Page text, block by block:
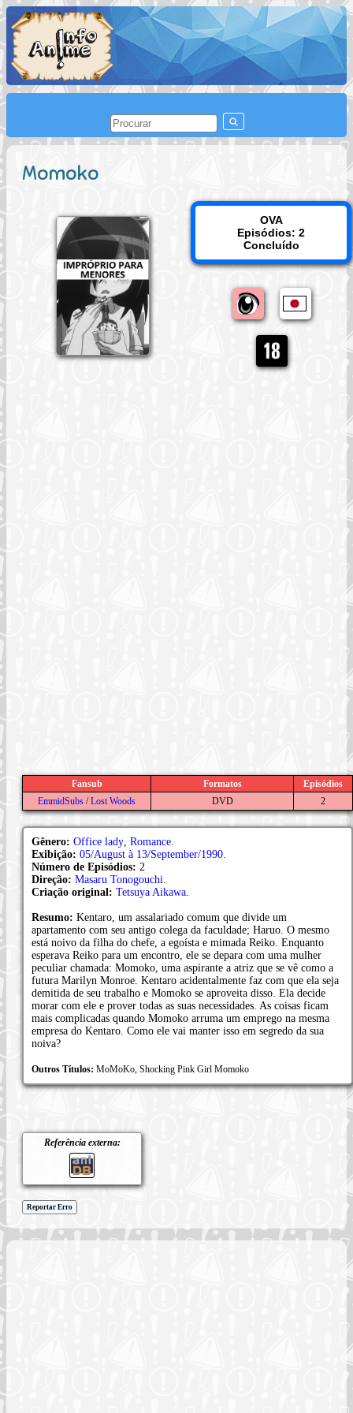
Momoko
OVA
Episódios: 2
Concluído
Fansub Formatos
Episódios
EmmidSubs /Lost Woods DVD 2
Gênero: Office lady Romance
Exibição: 05/August à 13/September/1990
Número de Episódios: 2
Direção: Masaru Tonogouchi
Criação original: Tetsuya Aikawa
Resumo: Kentaro, um assalariado comum que divide um
apartamento com seu antigo colega da faculdade; Haruo. O mesmo
está noivo da filha do chefe, a egoísta e mimada Reiko. Enquanto
esperava Reiko para um encontro, ele se depara com uma mulher
peculiar chamada: Momoko, uma aspirante a atriz que se vê como a
futura Marilyn Monroe. Kentaro acidentalmente faz com que ela seja
demitida de seu trabalho e Momoko se aproveita disso. Ela decide
morar com ele e prover todas as suas necessidades. As coisas ficam
mais complicadas quando Momoko arruma um emprego na mesma
empresa do Kentaro. Como ele vai manter isso em segredo da sua
noiva?
Outros Títulos: MoMoKo, Shocking Pink Girl Momoko
Referência externa:
Reportar Erro